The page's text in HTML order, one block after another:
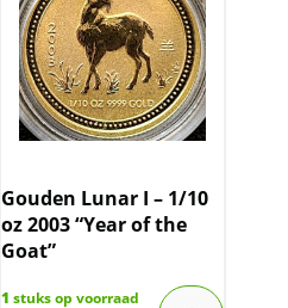
Gouden Lunar I – 1/10
oz 2003 “Year of the
Goat”
1 stuks op voorraad